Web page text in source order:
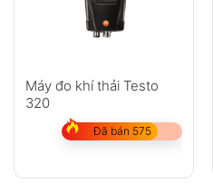
Máy đo khí thải Testo
320
Đã bán 575